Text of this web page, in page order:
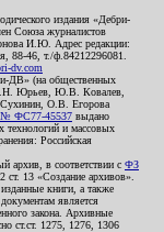
издания «Дебри-
Союза журналистов
И.Ю. Адрес редакции:
88-46, т./ф.84212296081.
dv.com
ДВ» (на общественных
Юрьев, Ю.В. Ковалев,
О.В. Егорова
ФС77-45537 выдано
технологий и массовых
Российская
архив, в соответствии с ФЗ
2 ст. 13 «Создание архивов».
книги, а также
является
закона. Архивные
ст.ст. 1275, 1276, 1306